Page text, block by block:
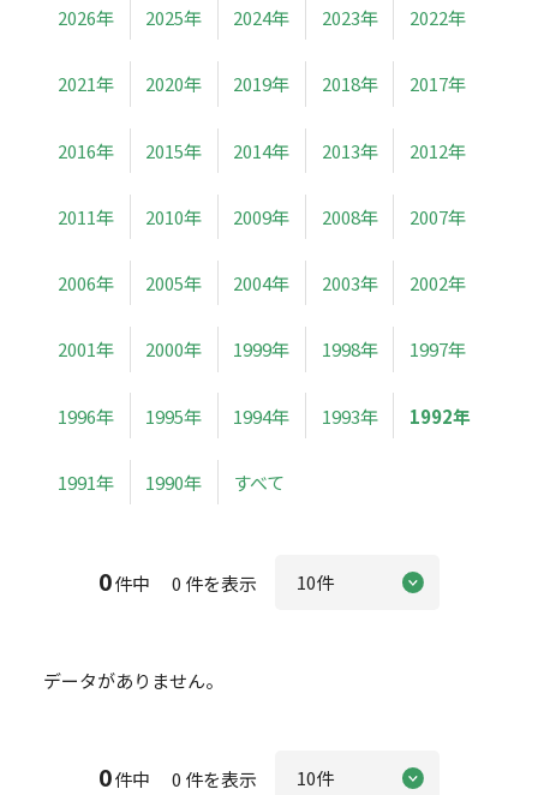
2026年 2025年 2024年 2023年 2022年
2021年 2020年 2019年 2018年 2017年
2016年 2015年 2014年 2013年 2012年
2011年 2010年 2009年 2008年 2007年
2006年 2005年 2004年 2003年 2002年
2001年 2000年 1999年 1998年 1997年
1996年 1995年 1994年 1993年 1992年
1991年 1990年 すべて
0件中 0 件を表示
データがありません。
0件中 0 件を表示